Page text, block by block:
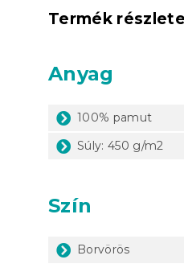
Termék
Anyag
100% pamut
Súly: 450 g/m2
Szín
Borvörös